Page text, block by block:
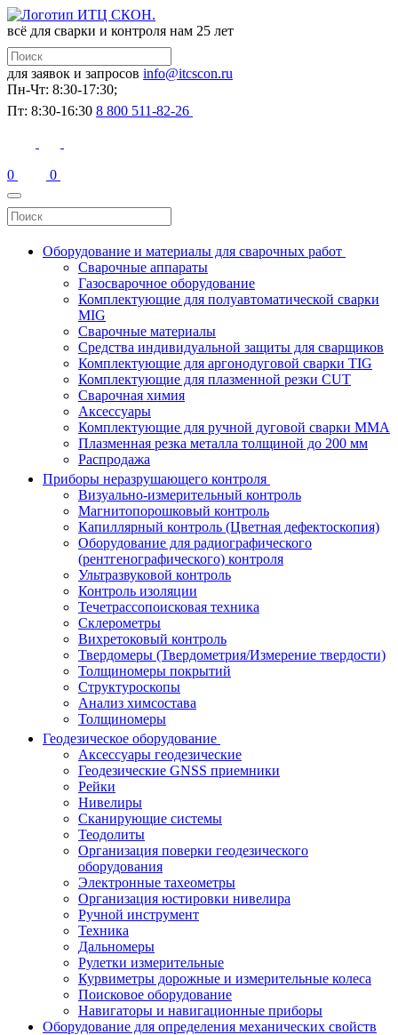
всё для сварки и контроля нам 25 лет
для заявок и запросов info@itcscon.ru
Пн-Чт: 8:30-17:30;
Пт: 8:30-16:30 8 800 511-82-26
0 0
Оборудование и материалы для сварочных работ
Сварочные аппараты
Газосварочное оборудование
Комплектующие для полуавтоматической сварки
MIG
Сварочные материалы
Средства индивидуальной защиты для сварщиков
Комплектующие для аргонодуговой сварки TIG
Комплектующие для плазменной резки CUT
Сварочная химия
Аксессуары
Комплектующие для ручной дуговой сварки MMA
Плазменная резка металла толщиной до 200 мм
Распродажа
Приборы неразрушающего контроля
Визуально-измерительный контроль
Магнитопорошковый контроль
Капиллярный контроль (Цветная дефектоскопия)
Оборудование для радиографического
(рентгенографического) контроля
Ультразвуковой контроль
Контроль изоляции
Течетрассопоисковая техника
Склерометры
Вихретоковый контроль
Твердомеры (Твердометрия/Измерение твердости)
Толщиномеры покрытий
Структуроскопы
Анализ химсостава
Толщиномеры
Геодезическое оборудование
Аксессуары геодезические
Геодезические GNSS приемники
Рейки
Нивелиры
Сканирующие системы
Теодолиты
Организация поверки геодезического
оборудования
Электронные тахеометры
Организация юстировки нивелира
Ручной инструмент
Техника
Дальномеры
Рулетки измерительные
Курвиметры дорожные и измерительные колеса
Поисковое оборудование
Навигаторы и навигационные приборы
Оборудование для определения механических свойств